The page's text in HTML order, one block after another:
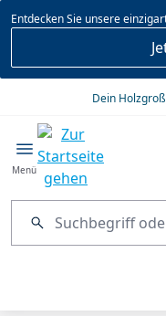
springen
Entdecken Sie unsere
Dein
Menü